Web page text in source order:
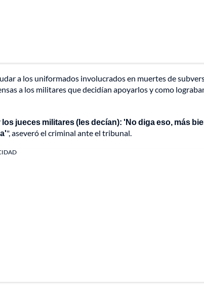
a los uniformados involucrados en muertes de
a los militares que decidían apoyarlos y como
jueces militares (les decían): 'No diga eso, más
", aseveró el criminal ante el tribunal.